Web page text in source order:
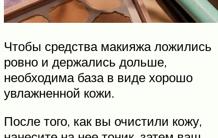
Чтобы средства макияжа ложились
ровно и держались дольше,
необходима база в виде хорошо
увлажненной кожи.
После того, как вы очистили кожу,